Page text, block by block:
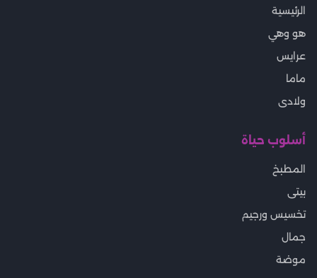
الرئيسية
هو وهي
عرايس
ماما
ولادى
أسلوب حياة
المطبخ
بيتى
تخسيس ورجيم
جمال
موضة